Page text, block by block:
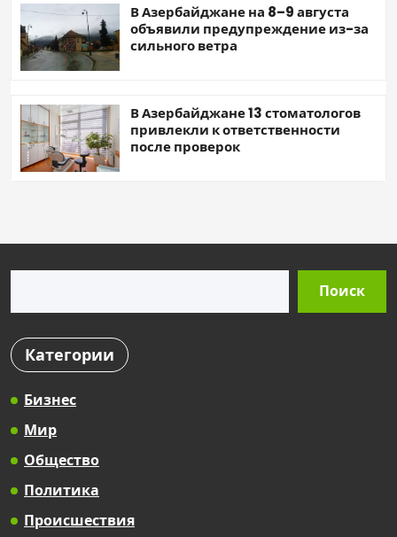
В Азербайджане на 8–9 августа
объявили предупреждение из-за
сильного ветра
В Азербайджане 13 стоматологов
привлекли к ответственности
после проверок
Поиск
Категории
Бизнес
Мир
Общество
Политика
Происшествия